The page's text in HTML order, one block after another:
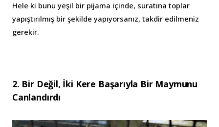
Hele ki bunu yeşil bir pijama içinde, suratına toplar
yapıştırılmış bir şekilde yapıyorsanız, takdir edilmeniz
gerekir.
2. Bir Değil, İki Kere Başarıyla Bir Maymunu
Canlandırdı